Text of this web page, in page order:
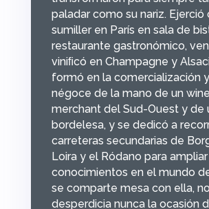
paladar como su nariz. Ejerció
sumiller en París en sala de
restaurante gastronómico,
viniﬁcó en Champagne y
formó en la comercialización
négoce de la mano de un
merchant del Sud-Ouest y de
bordelesa, y se dedicó a
carreteras secundarias de
Loira y el Ródano para ampliar
conocimientos en el mundo
se comparte mesa con ella, no
desperdicia nunca la ocasión